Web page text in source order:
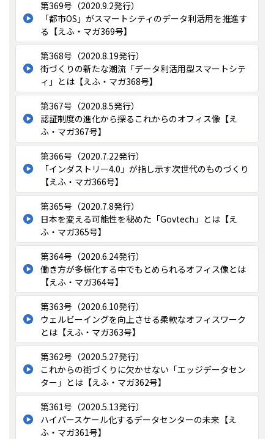
第369号（2020.9.2発行）
「都市OS」がスマートシティのデータ利活用を推進す
る【えふ・マガ369号】
第368号（2020.8.19発行）
街づくりの新たな潮流「データ利活用型スマートシテ
ィ」とは【えふ・マガ368号】
第367号（2020.8.5発行）
認証制度の進化から探るこれからのオフィス像【え
ふ・マガ367号】
第366号（2020.7.22発行）
「インダストリー4.0」が指し示す次世代のものづくり
【えふ・マガ366号】
第365号（2020.7.8発行）
日本を変える可能性を秘めた「Govtech」とは【え
ふ・マガ365号】
第364号（2020.6.24発行）
働き方が多様化する中でもとめられるオフィス像とは
【えふ・マガ364号】
第363号（2020.6.10発行）
ウェルビーイングを向上させる柔軟なオフィスワーク
とは【えふ・マガ363号】
第362号（2020.5.27発行）
これからの街づくりに欠かせない「エッジデータセン
ター」とは【えふ・マガ362号】
第361号（2020.5.13発行）
ハイパースケール化するデータセンターの未来【え
ふ・マガ361号】